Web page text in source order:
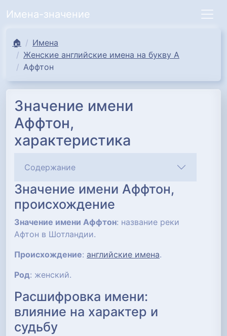
Имена-значение
🏠
Имена
Женские английские имена на букву А
Аффтон
Значение имени
Аффтон,
характеристика
Содержание
Значение имени Аффтон,
происхождение
Значение имени Аффтон: название реки
Афтон в Шотландии.
Происхождение: английские имена.
Род: женский.
Расшифровка имени:
влияние на характер и
судьбу